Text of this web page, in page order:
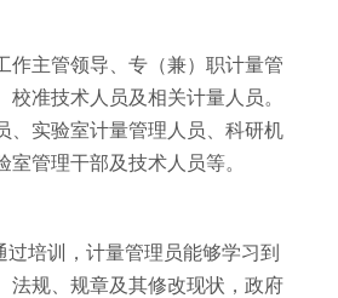
作主管领导、专（兼）职计量管
校准技术人员及相关计量人员。
、实验室计量管理人员、科研机
室管理干部及技术人员等。
过培训，计量管理员能够学习到
法规、规章及其修改现状，政府